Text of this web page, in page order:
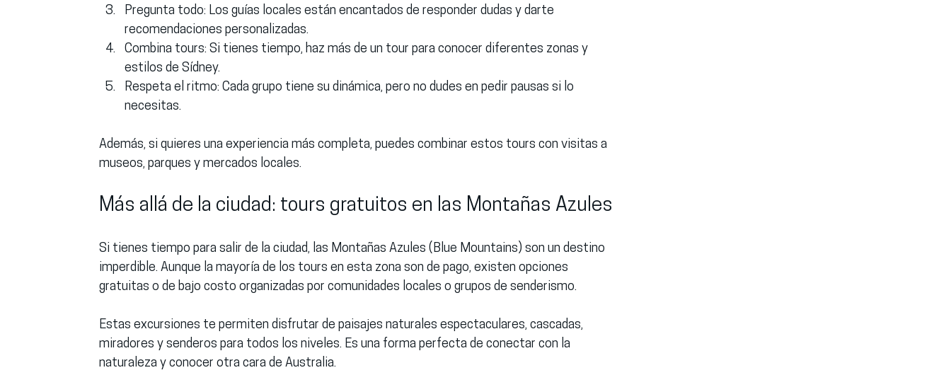
Pregunta todo: Los guías locales están encantados de responder dudas y darte
recomendaciones personalizadas.
Combina tours: Si tienes tiempo, haz más de un tour para conocer diferentes zonas y
estilos de Sídney.
Respeta el ritmo: Cada grupo tiene su dinámica, pero no dudes en pedir pausas si lo
necesitas.
Además, si quieres una experiencia más completa, puedes combinar estos tours con visitas a
museos, parques y mercados locales.
Más allá de la ciudad: tours gratuitos en las Montañas Azules
Si tienes tiempo para salir de la ciudad, las Montañas Azules (Blue Mountains) son un destino
imperdible. Aunque la mayoría de los tours en esta zona son de pago, existen opciones
gratuitas o de bajo costo organizadas por comunidades locales o grupos de senderismo.
Estas excursiones te permiten disfrutar de paisajes naturales espectaculares, cascadas,
miradores y senderos para todos los niveles. Es una forma perfecta de conectar con la
naturaleza y conocer otra cara de Australia.